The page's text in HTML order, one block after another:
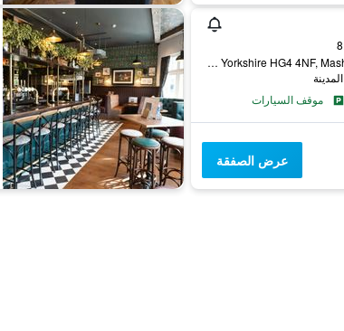
Fearby, Riponmashamnorth Yorkshire HG4 4NF, Masham, United Kingdom, ريبون, المملكة المتحدة
موقف السيارات
عرض الصفقة